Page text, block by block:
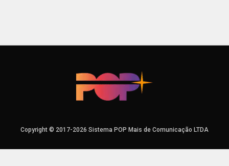
Copyright © 2017-2026 Sistema POP Mais de Comunicação LTDA